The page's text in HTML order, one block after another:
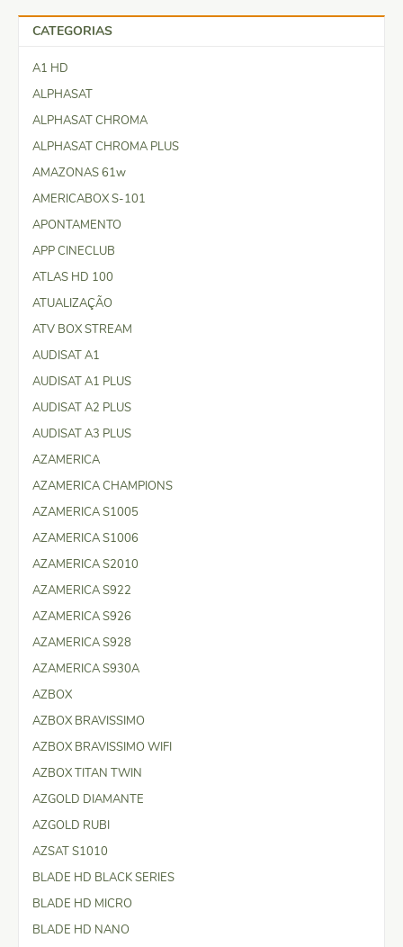
CATEGORIAS
A1 HD
ALPHASAT
ALPHASAT CHROMA
ALPHASAT CHROMA PLUS
AMAZONAS 61w
AMERICABOX S-101
APONTAMENTO
APP CINECLUB
ATLAS HD 100
ATUALIZAÇÃO
ATV BOX STREAM
AUDISAT A1
AUDISAT A1 PLUS
AUDISAT A2 PLUS
AUDISAT A3 PLUS
AZAMERICA
AZAMERICA CHAMPIONS
AZAMERICA S1005
AZAMERICA S1006
AZAMERICA S2010
AZAMERICA S922
AZAMERICA S926
AZAMERICA S928
AZAMERICA S930A
AZBOX
AZBOX BRAVISSIMO
AZBOX BRAVISSIMO WIFI
AZBOX TITAN TWIN
AZGOLD DIAMANTE
AZGOLD RUBI
AZSAT S1010
BLADE HD BLACK SERIES
BLADE HD MICRO
BLADE HD NANO